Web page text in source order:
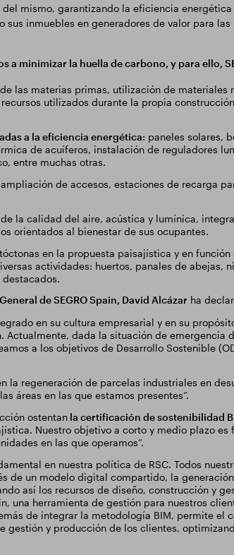
mismo, garantizando la eficiencia energética
inmuebles en generadores de valor para las
a minimizar la huella de carbono, y para ello,
las materias primas, utilización de materiales
utilizados durante la propia
a la eficiencia energética: paneles solares,
de acuíferos, instalación de reguladores
entre muchas otras.
de accesos, estaciones de recarga
la calidad del aire, acústica y lumínica,
orientados al bienestar de sus ocupantes.
en la propuesta paisajística y en función
actividades: huertos, panales de abejas,
de SEGRO Spain, David Alcázar ha
en su cultura empresarial y en su
Actualmente, dada la situación de emergencia
a los objetivos de Desarrollo Sostenible
la regeneración de parcelas industriales en
áreas en las que estamos presentes”.
ostentanla certificación de sostenibilidad
Nuestro objetivo a corto y medio plazo es
en las que operamos”.
en nuestra política de RSC. Todos
de un modelo digital compartido, la
así los recursos de diseño, construcción y
una herramienta de gestión para nuestros
de integrar la metodología BIM, permite el
gestión y producción de los clientes,